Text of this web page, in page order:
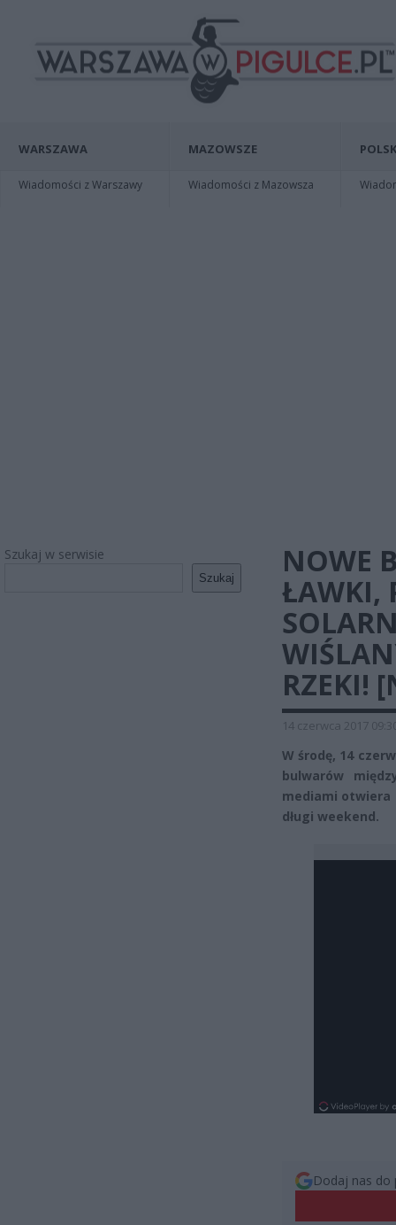
WARSZAWA
Wiadomości z Warszawy
MAZOWSZE
Wiadomości z Mazowsza
Szukaj w serwisie
Szukaj
NOWE
ŁAWKI,
RZEKI!
14 czerwca 2017
W środę, 14
bulwarów
mediami otwiera
długi weekend.
Dodaj nas do